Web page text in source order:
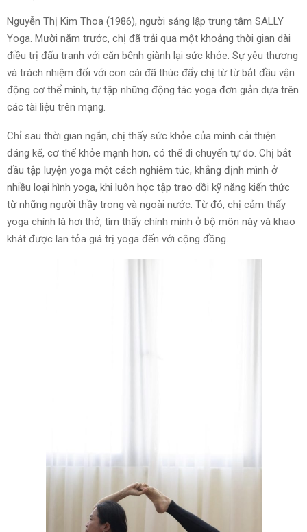
Nguyễn Thị Kim Thoa (1986), người sáng lập trung tâm SALLY
Yoga. Mười năm trước, chị đã trải qua một khoảng thời gian dài
điều trị đấu tranh với căn bệnh giành lại sức khỏe. Sự yêu thương
và trách nhiệm đối với con cái đã thúc đẩy chị từ từ bắt đầu vận
động cơ thể mình, tự tập những động tác yoga đơn giản dựa trên
các tài liệu trên mạng.
Chỉ sau thời gian ngắn, chị thấy sức khỏe của mình cải thiện
đáng kể, cơ thể khỏe mạnh hơn, có thể di chuyển tự do. Chị bắt
đầu tập luyện yoga một cách nghiêm túc, khẳng định mình ở
nhiều loại hình yoga, khi luôn học tập trao dồi kỹ năng kiến thức
từ những người thầy trong và ngoài nước. Từ đó, chị cảm thấy
yoga chính là hơi thở, tìm thấy chính mình ở bộ môn này và khao
khát được lan tỏa giá trị yoga đến với cộng đồng.